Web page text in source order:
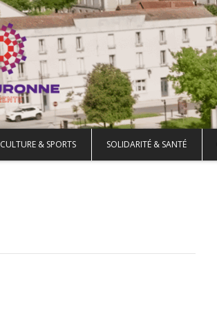
CULTURE & SPORTS SOLIDARITÉ & SANTÉ